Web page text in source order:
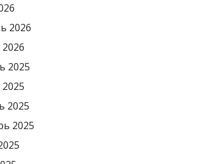
2026
2025
2025
2025